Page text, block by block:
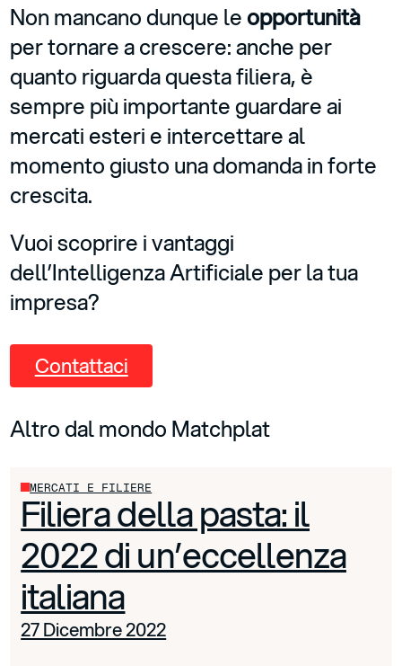
Non mancano dunque le opportunità
per tornare a crescere: anche per
quanto riguarda questa filiera, è
sempre più importante guardare ai
mercati esteri e intercettare al
momento giusto una domanda in forte
crescita.
Vuoi scoprire i vantaggi
dell’Intelligenza Artificiale per la tua
impresa?
Contattaci
Altro dal mondo Matchplat
MERCATI E FILIERE
Filiera della pasta: il
2022 di un’eccellenza
italiana
27 Dicembre 2022